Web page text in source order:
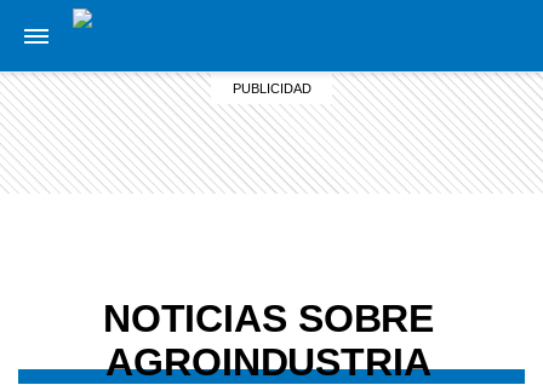
NOTICIAS SOBRE
AGROINDUSTRIA